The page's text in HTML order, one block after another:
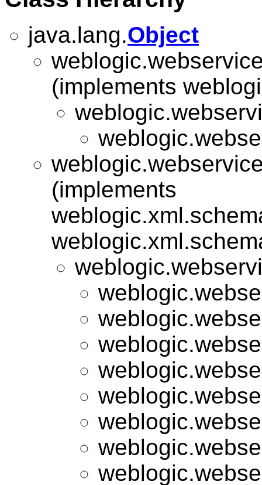
java.lang.Object
(implements
(implements